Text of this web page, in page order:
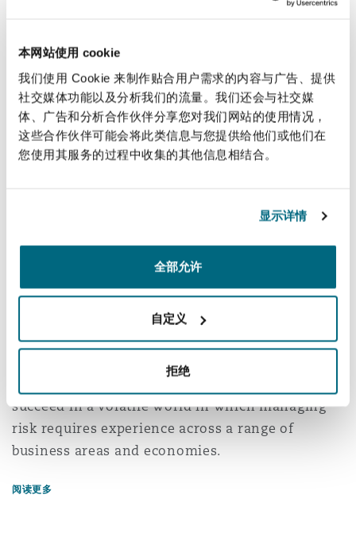
本网站使用 cookie
我们使用 Cookie 来制作贴合用户需求的内容与广告、提供
社交媒体功能以及分析我们的流量。我们还会与社交媒
体、广告和分析合作伙伴分享您对我们网站的使用情况，
这些合作伙伴可能会将此类信息与您提供给他们或他们在
您使用其服务的过程中收集的其他信息相结合。
显示详情
全部允许
自定义
拒绝
Product Liability & Recall
Property
Reinsurance
尼克斯
藩市
哥华
德里
彻斯特，新贝利广场2号
尼克
黎
安普顿
149
Other staff
162
Total staff
represent clients in litigation related to complex
contractual, bad faith, mass tort, asbestos
as other civil matters.
Clyde & Co is one of the largest international
law firms in the US. With 13 offices across the
succeed in a volatile world in which managing
risk requires experience across a range of
business areas and economies.
阅读更多